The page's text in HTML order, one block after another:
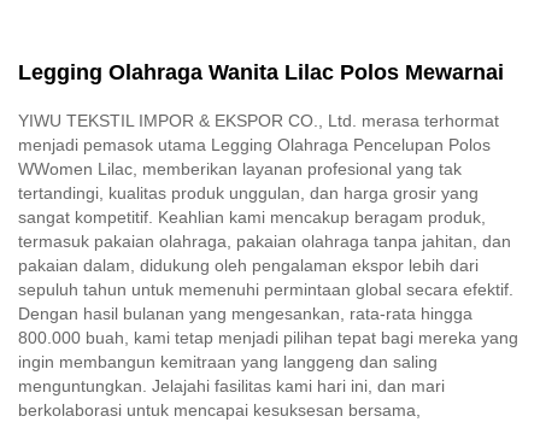
Legging Olahraga Wanita Lilac Polos Mewarnai
YIWU TEKSTIL IMPOR & EKSPOR CO., Ltd. merasa terhormat
menjadi pemasok utama Legging Olahraga Pencelupan Polos
WWomen Lilac, memberikan layanan profesional yang tak
tertandingi, kualitas produk unggulan, dan harga grosir yang
sangat kompetitif. Keahlian kami mencakup beragam produk,
termasuk pakaian olahraga, pakaian olahraga tanpa jahitan, dan
pakaian dalam, didukung oleh pengalaman ekspor lebih dari
sepuluh tahun untuk memenuhi permintaan global secara efektif.
Dengan hasil bulanan yang mengesankan, rata-rata hingga
800.000 buah, kami tetap menjadi pilihan tepat bagi mereka yang
ingin membangun kemitraan yang langgeng dan saling
menguntungkan. Jelajahi fasilitas kami hari ini, dan mari
berkolaborasi untuk mencapai kesuksesan bersama,